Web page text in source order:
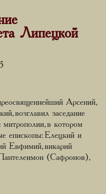
Липецкой
Арсений,
возглавил заседание
митрополии, в котором
епископы: Елецкий и
Евфимий, викарий
(Сафронов),